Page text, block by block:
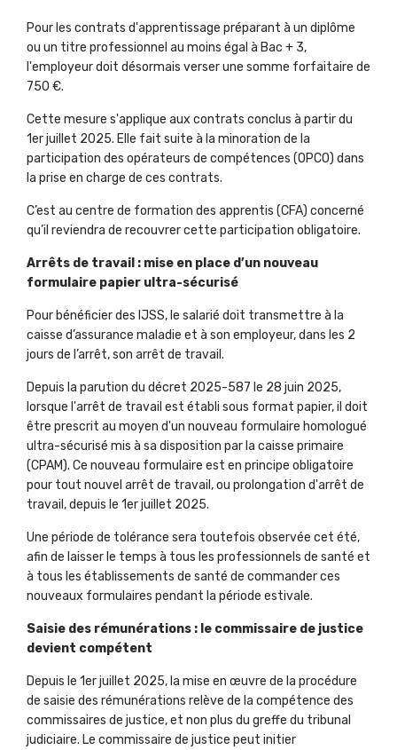
Pour les contrats d'apprentissage préparant à un diplôme
ou un titre professionnel au moins égal à Bac + 3,
l'employeur doit désormais verser une somme forfaitaire de
750 €.
Cette mesure s'applique aux contrats conclus à partir du
1er juillet 2025. Elle fait suite à la minoration de la
participation des opérateurs de compétences (OPCO) dans
la prise en charge de ces contrats.
C’est au centre de formation des apprentis (CFA) concerné
qu’il reviendra de recouvrer cette participation obligatoire.
Arrêts de travail : mise en place d’un nouveau
formulaire papier ultra-sécurisé
Pour bénéficier des IJSS, le salarié doit transmettre à la
caisse d’assurance maladie et à son employeur, dans les 2
jours de l’arrêt, son arrêt de travail.
Depuis la parution du décret 2025-587 le 28 juin 2025,
lorsque l'arrêt de travail est établi sous format papier, il doit
être prescrit au moyen d'un nouveau formulaire homologué
ultra-sécurisé mis à sa disposition par la caisse primaire
(CPAM). Ce nouveau formulaire est en principe obligatoire
pour tout nouvel arrêt de travail, ou prolongation d'arrêt de
travail, depuis le 1er juillet 2025.
Une période de tolérance sera toutefois observée cet été,
afin de laisser le temps à tous les professionnels de santé et
à tous les établissements de santé de commander ces
nouveaux formulaires pendant la période estivale.
Saisie des rémunérations : le commissaire de justice
devient compétent
Depuis le 1er juillet 2025, la mise en œuvre de la procédure
de saisie des rémunérations relève de la compétence des
commissaires de justice, et non plus du greffe du tribunal
judiciaire. Le commissaire de justice peut initier